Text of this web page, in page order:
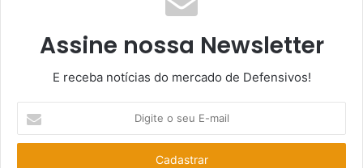
Assine nossa Newsletter
E receba notícias do mercado de Defensivos!
seu